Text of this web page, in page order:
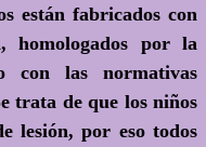
están fabricados con
homologados por la
con las normativas
trata de que los niños
lesión, por eso todos